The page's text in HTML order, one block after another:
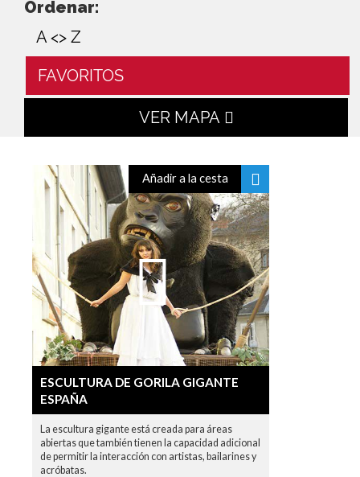
Ordenar:
A <> Z
FAVORITOS
VER MAPA
Añadir a la cesta
ESCULTURA DE GORILA GIGANTE
ESPAÑA
La escultura gigante está creada para áreas
abiertas que también tienen la capacidad adicional
de permitir la interacción con artistas, bailarines y
acróbatas.